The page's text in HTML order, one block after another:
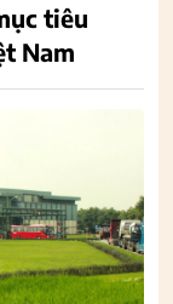
tiêu
Nam